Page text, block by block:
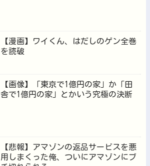
【漫画】ワイくん、はだしのゲン全巻
を読破
【画像】「東京で1億円の家」か「田
舎で1億円の家」とかいう究極の決断
【悲報】アマゾンの返品サービスを悪
用しまくった俺、ついにアマゾンにブ